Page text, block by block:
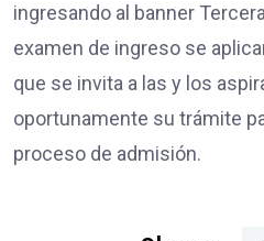
ingresando al banner
examen de ingreso se
que se invita a las y los
oportunamente su trámite
proceso de admisión.